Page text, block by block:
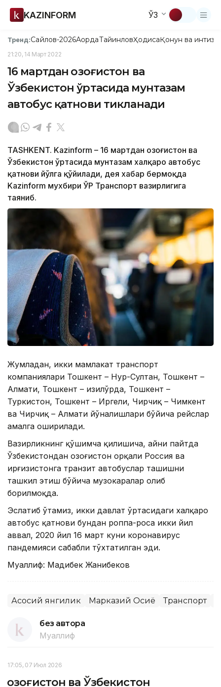
KAZINFORM ЎЗ
Тренд:Сайлов-2026АқордаТайинловҲодисаҚонун ва
21:20, 14 Март 2022
16 мартдан Қозоғистон ва
Ўзбекистон ўртасида мунтазам
автобус қатнови тикланади
TASHKENT. Kazinform – 16 мартдан Қозоғистон ва
Ўзбекистон ўртасида мунтазам халқаро автобус
қатнови йўлга қўйилади, дея хабар бермоқда
Kazinform мухбири ЎР Транспорт вазирлигига
таяниб.
Жумладан, икки мамлакат транспорт
компаниялари Тошкент – ​​Нур-Султан, Тошкент –
Алмати, Тошкент – ​​Қизилўрда, Тошкент – ​​
Туркистон, Тошкент – Иргели, Чирчиқ – Чимкент
ва Чирчиқ – Алмати йўналишлари бўйича рейслар
амалга оширилади.
Вазирликнинг қўшимча қилишича, айни пайтда
Ўзбекистондан Қозоғистон орқали Россия ва
Қирғизистонга транзит автобуслар ташишни
ташкил этиш бўйича музокаралар олиб
борилмоқда.
Эслатиб ўтамиз, икки давлат ўртасидаги халқаро
автобус қатнови бундан роппа-роса икки йил
аввал, 2020 йил 16 март куни коронавирус
пандемияси сабабли тўхтатилган эди.
Муаллиф: Мадибек Жанибеков
Асосий янгилик Марказий Осиё Транспорт
без автора
Муаллиф
17:05, 07 Июл 2026
Қозоғистон ва Ўзбекистон